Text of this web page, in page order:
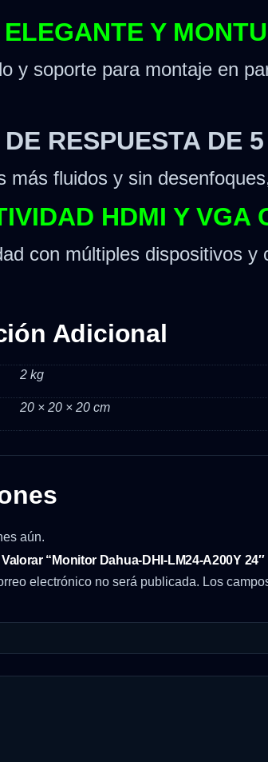
Y
y soporte para montaje en
RESPUESTA DE
más fluidos y sin
HDMI Y VGA
con múltiples dispositivos
Adicional
2 kg
20 × 20 × 20 cm
aún.
“Monitor Dahua-DHI-LM24-A200Y 24″
electrónico no será publicada. Los